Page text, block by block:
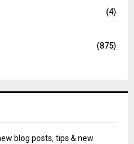
(4)
(875)
blog posts, tips & new